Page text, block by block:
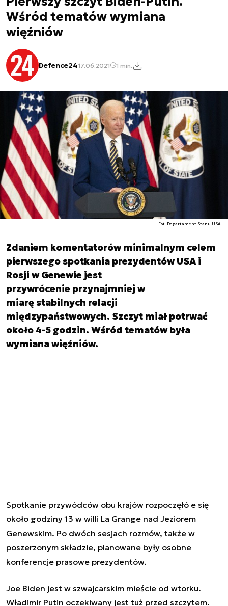
Wśród tematów wymiana
więźniów
Defence2417.06.2021 1 min.
Fot. Departament Stanu USA
Zdaniem komentatorów minimalnym celem
pierwszego spotkania prezydentów USA i
Rosji w Genewie jest
przywrócenie przynajmniej w
miarę stabilnych relacji
międzypaństwowych. Szczyt miał potrwać
około 4-5 godzin. Wśród tematów była
wymiana więźniów.
Spotkanie przywódców obu krajów rozpoczęłó e się
około godziny 13 w willi La Grange nad Jeziorem
Genewskim. Po dwóch sesjach rozmów, także w
poszerzonym składzie, planowane były osobne
konferencje prasowe prezydentów.
Joe Biden jest w szwajcarskim mieście od wtorku.
Władimir Putin oczekiwany jest tuż przed szczytem.